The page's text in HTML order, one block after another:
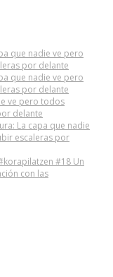
que nadie ve pero
por delante
que nadie ve pero
por delante
ve pero todos
delante
La capa que nadie
escaleras por
#18 Un
con las